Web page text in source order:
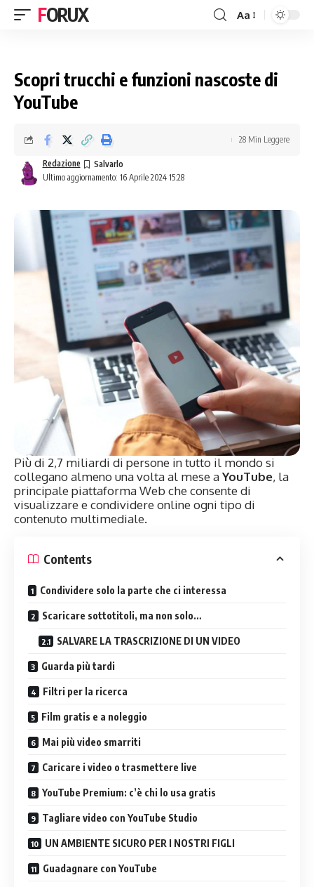
FORUX Aa
Scopri trucchi e funzioni nascoste di
YouTube
Ultimo aggiornamento: 16 Aprile 2024 15:28
Redazione
28 Min Leggere
Più di 2,7 miliardi di persone in tutto il mondo si
collegano almeno una volta al mese aYouTube, la
principale piattaforma Web che consente di
visualizzare e condividere online ogni tipo di
contenuto multimediale.
Contents
Condividere solo la parte che ci interessa
Scaricare sottotitoli, ma non solo…
SALVARE LA TRASCRIZIONE DI UN VIDEO
Guarda più tardi
Filtri per la ricerca
Film gratis e a noleggio
Mai più video smarriti
Caricare i video o trasmettere live
YouTube Premium: c’è chi lo usa gratis
Tagliare video con YouTube Studio
UN AMBIENTE SICURO PER I NOSTRI FIGLI
Guadagnare con YouTube